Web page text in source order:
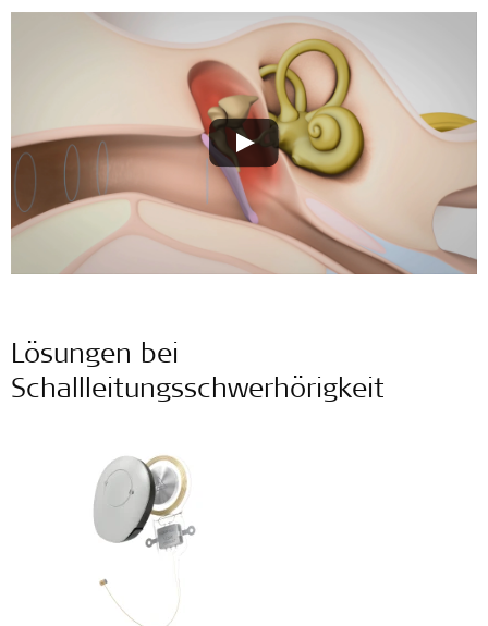
Lösungen bei
Schallleitungsschwerhörigkeit